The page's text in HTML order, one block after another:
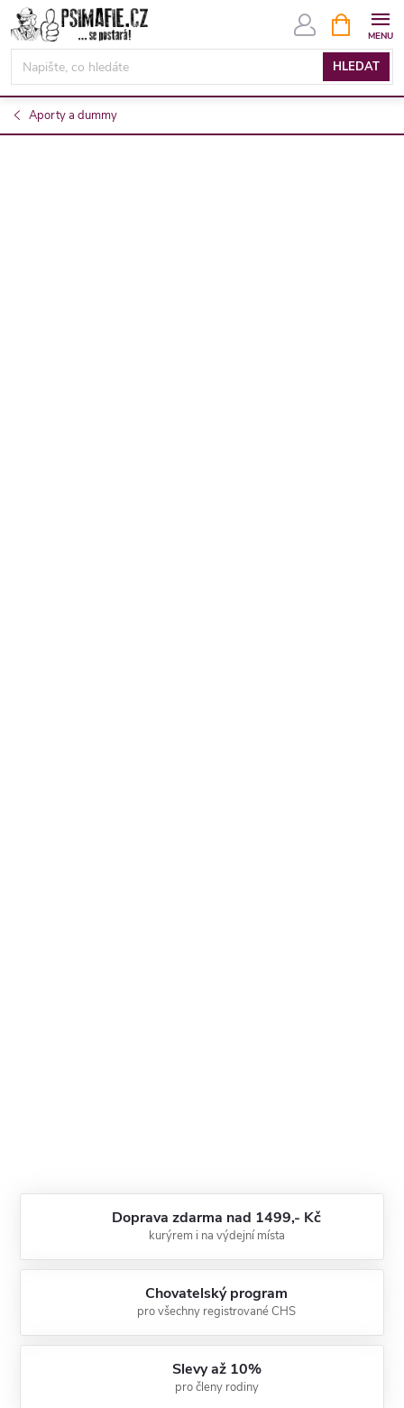
Přejít
na
obsah
HLEDAT
NÁKUPNÍ
KOŠÍK
Aporty a dummy
Doprava zdarma nad 1499,- Kč
kurýrem i na výdejní místa
Chovatelský program
pro všechny registrované CHS
Slevy až 10%
pro členy rodiny